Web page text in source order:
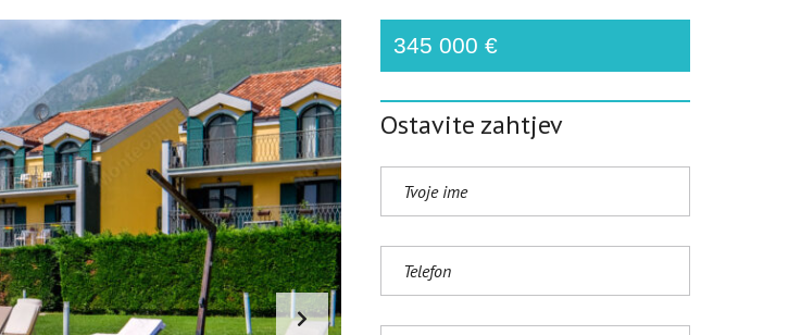
V
D
I
Č
S
N
E
I
N
345 000 €
Ostavite zahtjev